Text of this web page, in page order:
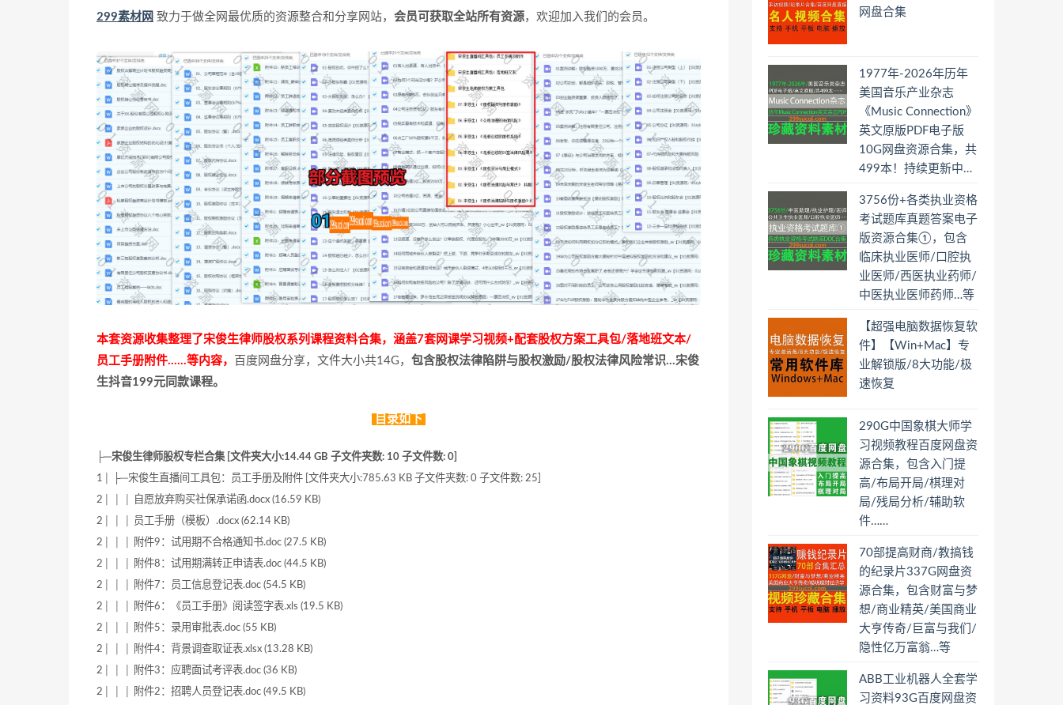
299素材网 致力于做全网最优质的资源整合和分享网站， 会员可获取全站所有资源，欢迎加入我们的会员。
本套资源收集整理了宋俊生律师股权系列课程资料合集，涵盖7套网课学习视频+配套股权方案工具包/落地班文本/
员工手册附件……等内容，
百度网盘分享，文件大小共14G， 包含股权法律陷阱与股权激励/股权法律风险常识…宋俊
生抖音199元同款课程。
目录如下
├─宋俊生律师股权专栏合集 [文件夹大小:14.44 GB 子文件夹数: 10 子文件数: 0]
1│ ├─宋俊生直播间工具包：员工手册及附件 [文件夹大小:785.63 KB 子文件夹数: 0 子文件数: 25]
2│ │ │ 自愿放弃购买社保承诺函.docx (16.59 KB)
2│ │ │ 员工手册（模板）.docx (62.14 KB)
2│ │ │ 附件9：试用期不合格通知书.doc (27.5 KB)
2│ │ │ 附件8：试用期满转正申请表.doc (44.5 KB)
2│ │ │ 附件7：员工信息登记表.doc (54.5 KB)
2│ │ │ 附件6：《员工手册》阅读签字表.xls (19.5 KB)
2│ │ │ 附件5：录用审批表.doc (55 KB)
2│ │ │ 附件4：背景调查取证表.xlsx (13.28 KB)
2│ │ │ 附件3：应聘面试考评表.doc (36 KB)
2│ │ │ 附件2：招聘人员登记表.doc (49.5 KB)
网盘合集
1977年-2026年历年
美国音乐产业杂志
《Music Connection》
英文原版PDF电子版
10G网盘资源合集，共
499本！持续更新中…
3756份+各类执业资格
考试题库真题答案电子
版资源合集①，包含
临床执业医师/口腔执
业医师/西医执业药师/
中医执业医师药师…等
【超强电脑数据恢复软
件】【Win+Mac】专
业解锁版/8大功能/极
速恢复
290G中国象棋大师学
习视频教程百度网盘资
源合集，包含入门提
高/布局开局/棋理对
局/残局分析/辅助软
件……
70部提高财商/教搞钱
的纪录片337G网盘资
源合集，包含财富与梦
想/商业精英/美国商业
大亨传奇/巨富与我们/
隐性亿万富翁…等
ABB工业机器人全套学
习资料93G百度网盘资